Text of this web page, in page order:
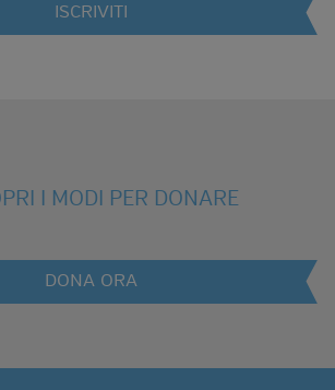
ISCRIVITI
I MODI PER DONARE
DONA ORA